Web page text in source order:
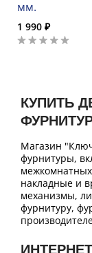
мм.
1 990 ₽
КУПИТЬ
Магазин
фурнитуры,
накладные и
механизмы,
фурнитуру,